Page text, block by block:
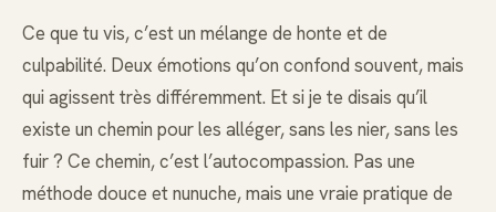
Ce que tu vis, c’est un mélange de honte et de
culpabilité. Deux émotions qu’on confond souvent, mais
qui agissent très différemment. Et si je te disais qu’il
existe un chemin pour les alléger, sans les nier, sans les
fuir ? Ce chemin, c’est l’autocompassion. Pas une
méthode douce et nunuche, mais une vraie pratique de